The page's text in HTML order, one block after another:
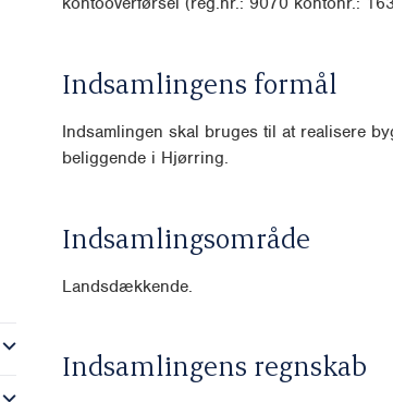
Indsamlingens formål
Indsamlingen skal bruges til at realisere
beliggende i Hjørring.
Indsamlingsområde
Landsdækkende.
Indsamlingens regnskab